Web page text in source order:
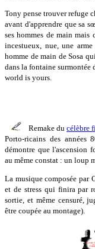
Tony pense trouver refuge
avant d'apprendre que sa
ses hommes de main
incestueux, nue, une
homme de main de Sosa
dans la fontaine surmontée
world is yours.
Remake ducélèbre
Porto-ricains des
démontre que l'ascension
au même constat : un loup
La musique composée par
et de stress qui finira par
sortie, et même censuré,
être coupée au montage).